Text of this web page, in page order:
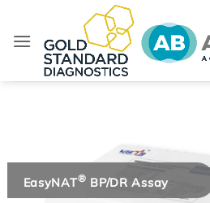
contenuti
EasyNAT® BP/DR Assay